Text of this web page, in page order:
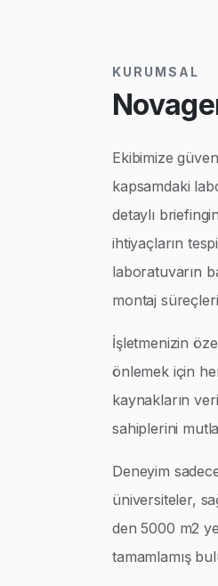
KURUMSAL
Ekibimize
kapsamdaki
detaylı
ihtiyaçların
laboratuvarın
montaj
İşletmenizin
önlemek için
kaynakların
sahiplerini
Deneyim
üniversiteler,
den 5000 m2
tamamlamış